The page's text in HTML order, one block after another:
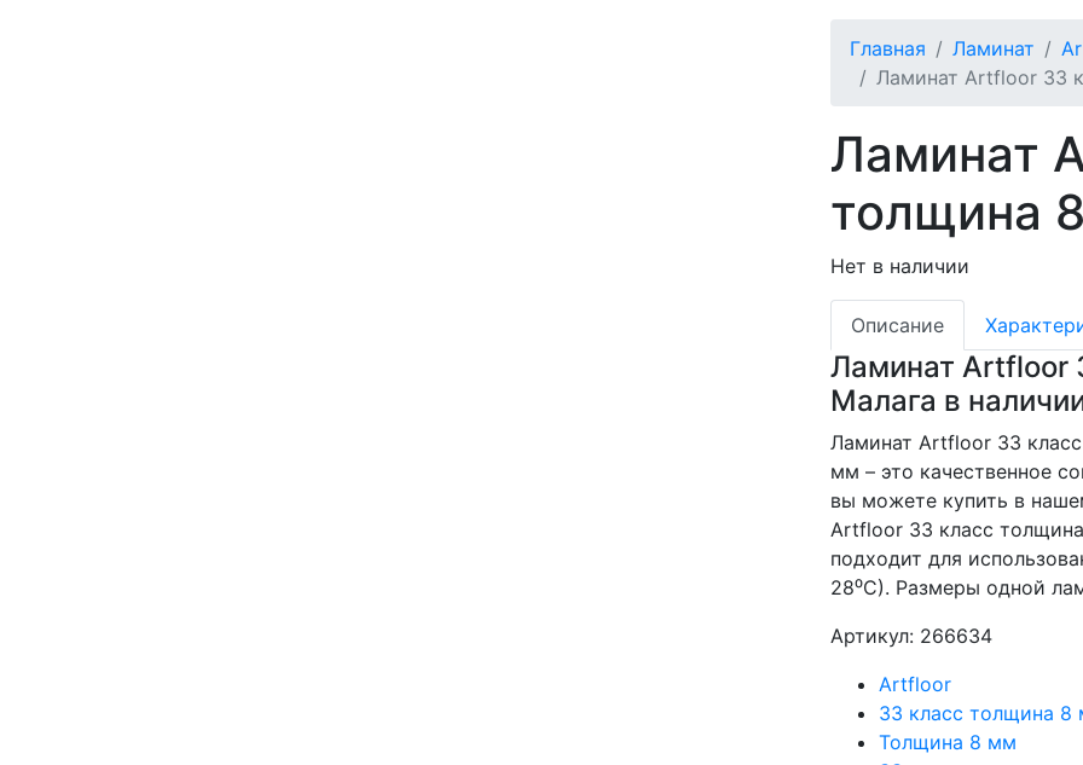
Главная Ламинат
Ламинат Artfloor 33
Ламинат
толщина
Нет в наличии
Описание
Ламинат Artfloor
Малага в
Ламинат Artfloor 33
мм – это качественное
вы можете купить в
Artfloor 33 класс
подходит для
28⁰С). Размеры одной
Артикул: 266634
Artfloor
33 класс толщина 8
Толщина 8 мм